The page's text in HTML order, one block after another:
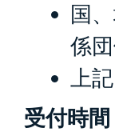
国
係
上
受付時間